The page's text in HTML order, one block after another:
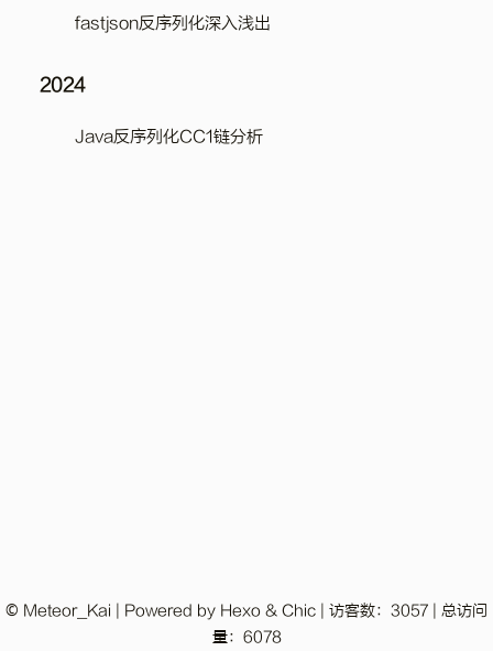
fastjson反序列化深入浅出
2024
Java反序列化CC1链分析
© Meteor_Kai | Powered by Hexo & Chic 访客数： 3057
总访问
量： 6078